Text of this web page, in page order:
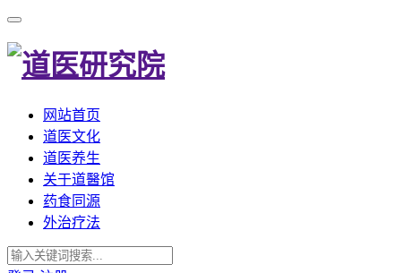
网站首页
道医文化
道医养生
关于道醫馆
药食同源
外治疗法